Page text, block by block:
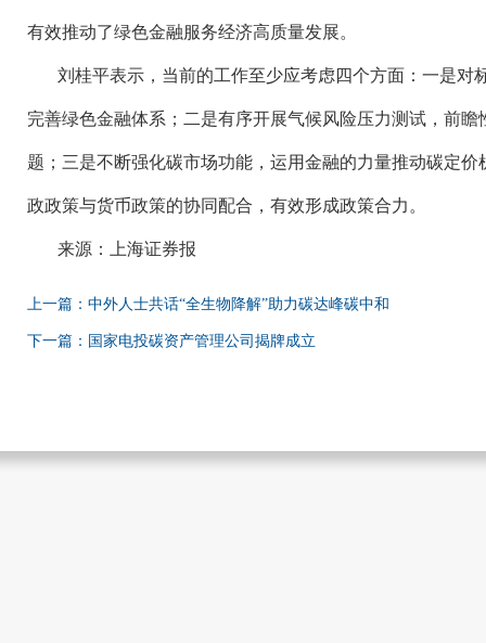
有效推动了绿色金融服务经济高质量发展。
刘桂平表示，当前的工作至少应考虑四个方面：一是对
完善绿色金融体系；二是有序开展气候风险压力测试，前
题；三是不断强化碳市场功能，运用金融的力量推动碳定
政政策与货币政策的协同配合，有效形成政策合力。
来源：上海证券报
上一篇：中外人士共话“全生物降解”助力碳达峰碳中和
下一篇：国家电投碳资产管理公司揭牌成立